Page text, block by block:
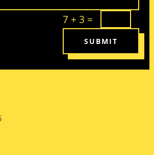
7 + 3 =
SUBMIT